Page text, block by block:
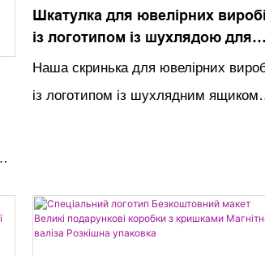
Шкатулка для ювелірних
із логотипом із шухлядою для
розкішних футлярів для
Наша скринька для ювелірних
із логотипом із шухлядним ящиком
дизайн і настроюваний логотип
роблять його ідеальним доповненням